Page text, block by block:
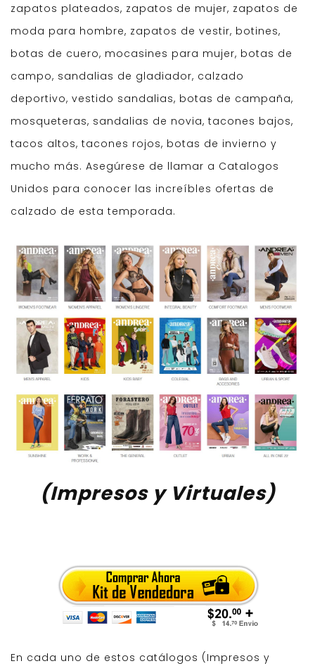
zapatos plateados, zapatos de mujer, zapatos de
moda para hombre, zapatos de vestir, botines,
botas de cuero, mocasines para mujer, botas de
campo, sandalias de gladiador, calzado
deportivo, vestido sandalias, botas de campaña,
mosqueteras, sandalias de novia, tacones bajos,
tacos altos, tacones rojos, botas de invierno y
mucho más. Asegúrese de llamar a Catalogos
Unidos para conocer las increíbles ofertas de
calzado de esta temporada.
(Impresos y Virtuales)
En cada uno de estos catálogos (Impresos y